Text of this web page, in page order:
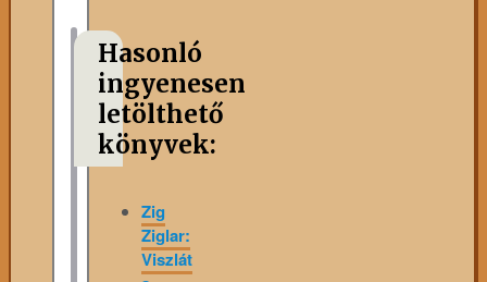
Hasonló
ingyenesen
letölthető
könyvek:
Zig
Ziglar:
Viszlát